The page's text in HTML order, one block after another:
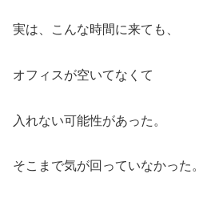
実は、こんな時間に来ても、
オフィスが空いてなくて
入れない可能性があった。
そこまで気が回っていなかった。